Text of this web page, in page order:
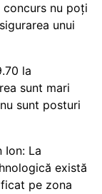
nu poți
unui
la
sunt mari
sunt posturi
Ion: La
există
pe zona